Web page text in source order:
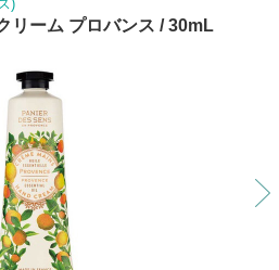
)
リーム プロバンス /30mL